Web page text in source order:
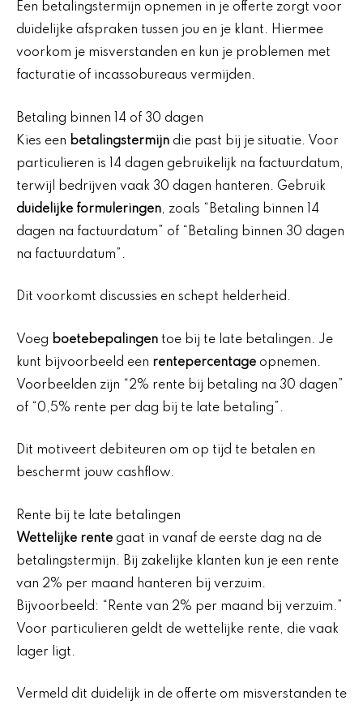
Een betalingstermijn opnemen in je offerte zorgt voor
duidelijke afspraken tussen jou en je klant. Hiermee
voorkom je misverstanden en kun je problemen met
facturatie of incassobureaus vermijden.
Betaling binnen 14 of 30 dagen
Kies een betalingstermijn die past bij je situatie. Voor
particulieren is 14 dagen gebruikelijk na factuurdatum,
terwijl bedrijven vaak 30 dagen hanteren. Gebruik
duidelijke formuleringen, zoals “Betaling binnen 14
dagen na factuurdatum” of “Betaling binnen 30 dagen
na factuurdatum”.
Dit voorkomt discussies en schept helderheid.
Voeg boetebepalingen toe bij te late betalingen. Je
kunt bijvoorbeeld een rentepercentage opnemen.
Voorbeelden zijn “2% rente bij betaling na 30 dagen”
of “0,5% rente per dag bij te late betaling”.
Dit motiveert debiteuren om op tijd te betalen en
beschermt jouw cashflow.
Rente bij te late betalingen
Wettelijke rente gaat in vanaf de eerste dag na de
betalingstermijn. Bij zakelijke klanten kun je een rente
van 2% per maand hanteren bij verzuim.
Bijvoorbeeld: “Rente van 2% per maand bij verzuim.”
Voor particulieren geldt de wettelijke rente, die vaak
lager ligt.
Vermeld dit duidelijk in de offerte om misverstanden te